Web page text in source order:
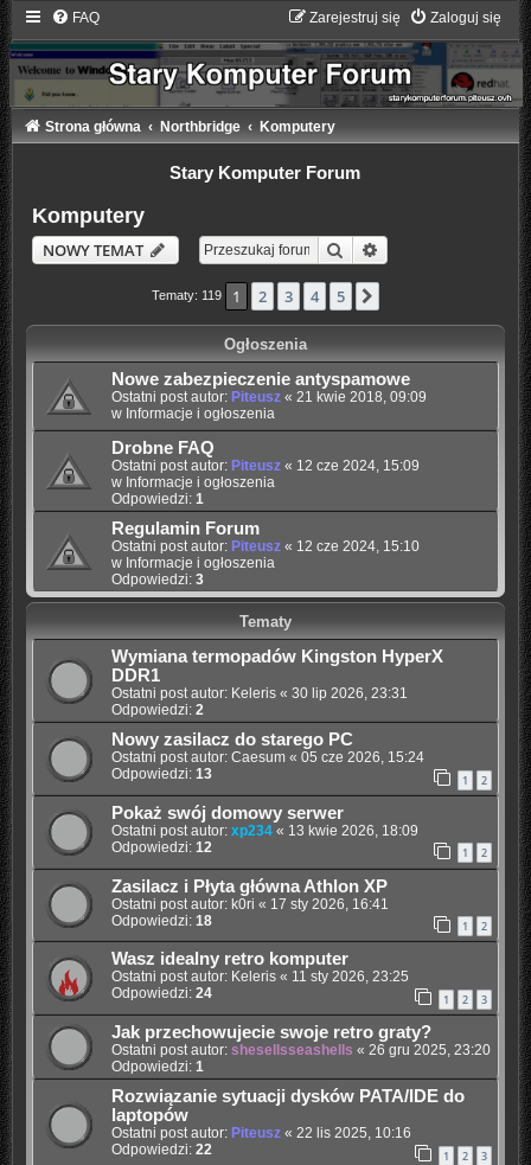
FAQ Zaloguj się
Zarejestruj się
Strona główna Northbridge Komputery
Stary Komputer Forum
Komputery
NOWY TEMAT Szukaj Wyszukiwanie
Tematy: 119 1 2 3 4 5
Ogłoszenia
Nowe zabezpieczenie antyspamowe
Ostatni post autor: Piteusz« 21 kwie 2018, 09:09
w Informacje i ogłoszenia
Drobne FAQ
Ostatni post autor: Piteusz« 12 cze 2024, 15:09
w Informacje i ogłoszenia
Odpowiedzi: 1
Regulamin Forum
Ostatni post autor: Piteusz« 12 cze 2024, 15:10
w Informacje i ogłoszenia
Odpowiedzi: 3
Tematy
Wymiana termopadów Kingston HyperX
DDR1
Ostatni post autor: Keleris« 30 lip 2026, 23:31
Odpowiedzi: 2
Nowy zasilacz do starego PC
Ostatni post autor: Caesum« 05 cze 2026, 15:24
Odpowiedzi: 13 1 2
Pokaż swój domowy serwer
Ostatni post autor: xp234« 13 kwie 2026, 18:09
Odpowiedzi: 12 1 2
Zasilacz i Płyta główna Athlon XP
Ostatni post autor: k0ri « 17 sty 2026, 16:41
Odpowiedzi: 18 1 2
Wasz idealny retro komputer
Ostatni post autor: Keleris« 11 sty 2026, 23:25
Odpowiedzi: 24 1 2 3
Jak przechowujecie swoje retro graty?
Ostatni post autor: shesellsseashells « 26 gru 2025, 23:20
Odpowiedzi: 1
Rozwiązanie sytuacji dysków PATA/IDE do
laptopów
Ostatni post autor: Piteusz« 22 lis 2025, 10:16
Odpowiedzi: 22 1 2 3